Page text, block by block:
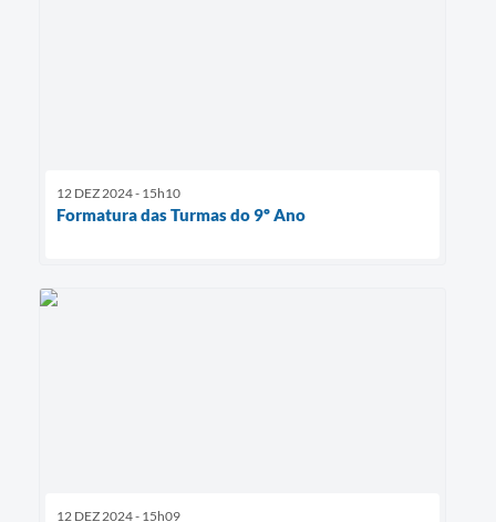
12 DEZ 2024 - 15h10
Formatura das Turmas do 9º Ano
12 DEZ 2024 - 15h09